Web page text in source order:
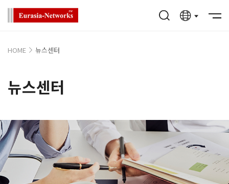
HOME 뉴스센터
뉴스센터